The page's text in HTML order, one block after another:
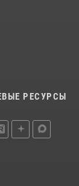
РЕСУРСЫ